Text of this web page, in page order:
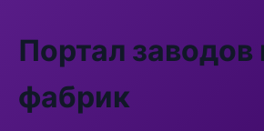
Портал заводов
фабрик